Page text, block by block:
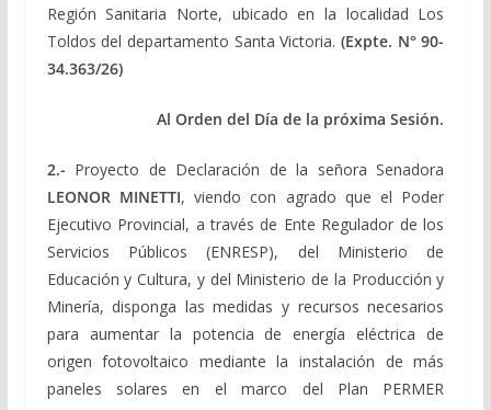
Región Sanitaria Norte, ubicado en la localidad Los
Toldos del departamento Santa Victoria. (Expte. N° 90-
34.363/26)
Al Orden del Día de la próxima Sesión.
2.- Proyecto de Declaración de la señora Senadora
LEONOR MINETTI, viendo con agrado que el Poder
Ejecutivo Provincial, a través de Ente Regulador de los
Servicios Públicos (ENRESP), del Ministerio de
Educación y Cultura, y del Ministerio de la Producción y
Minería, disponga las medidas y recursos necesarios
para aumentar la potencia de energía eléctrica de
origen fotovoltaico mediante la instalación de más
paneles solares en el marco del Plan PERMER